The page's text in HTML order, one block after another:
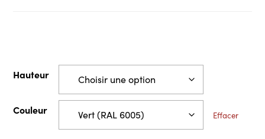
Hauteur
Couleur Effacer